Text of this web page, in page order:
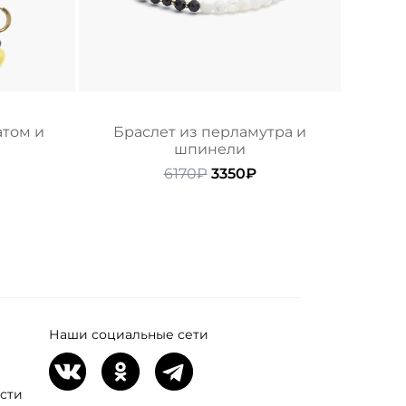
и
Браслет из перламутра и
шпинели
6170₽ Первоначальная
3350₽Текущая
Наши социальные сети